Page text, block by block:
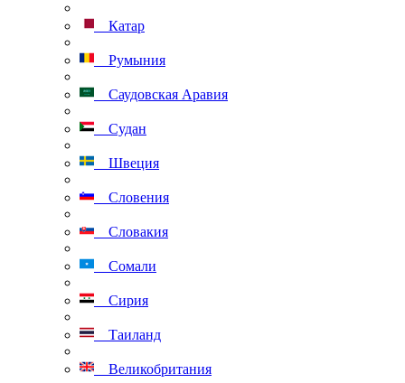
Катар
Румыния
Саудовская Аравия
Судан
Швеция
Словения
Словакия
Сомали
Сирия
Таиланд
Великобритания